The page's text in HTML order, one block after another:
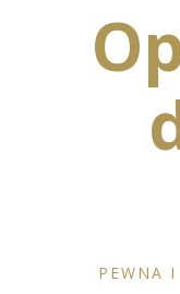
PEWNA I